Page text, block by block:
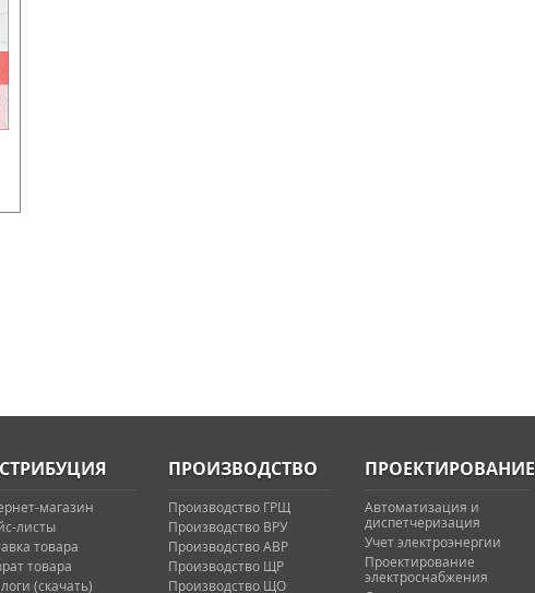
магазин
листы
товара
товара
(скачать)
ПРОИЗВОДСТВО
Производство ГРЩ
Производство ВРУ
Производство АВР
Производство ЩР
Производство ЩО
ПРОЕКТИРОВАНИЕ
Автоматизация и
диспетчеризация
Учет электроэнергии
Проектирование
электроснабжения